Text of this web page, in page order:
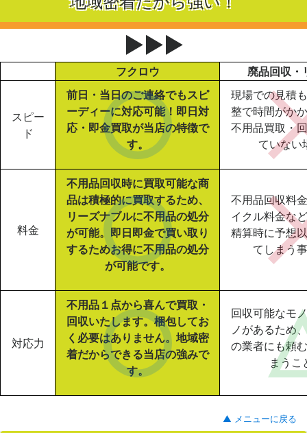
▶▶▶
フクロウ 廃品回収・
スピー
ド
前日・当日のご連絡でもスピ
ーディーに対応可能！即日対
応・即金買取が当店の特徴で
す。
現場での見積
整で時間がか
不用品買取・
ていない
料金
不用品回収時に買取可能な商
品は積極的に買取するため、
リーズナブルに不用品の処分
が可能。即日即金で買い取り
するためお得に不用品の処分
が可能です。
不用品回収料
イクル料金な
精算時に予想
てしまう
対応力
不用品１点から喜んで買取・
回収いたします。梱包してお
く必要はありません。地域密
着だからできる当店の強みで
す。
回収可能なモ
ノがあるため
の業者にも頼
まうこ
▲ メニューに戻る